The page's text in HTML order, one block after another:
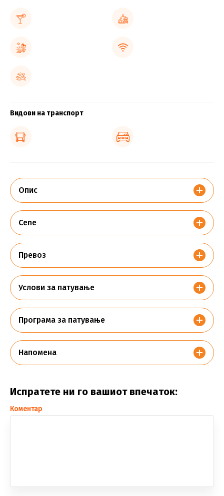
Видови на транспорт
Опис
Cene
Превоз
Услови за патување
Програма за патување
Напомена
Испратете ни го вашиот впечаток:
Коментар